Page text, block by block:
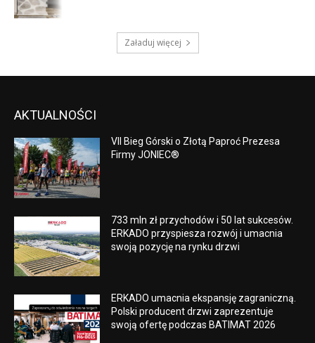
Załaduj więcej
AKTUALNOŚCI
VII Bieg Górski o Złotą Paproć Prezesa
Firmy JONIEC®
733 mln zł przychodów i 50 lat sukcesów.
ERKADO przyspiesza rozwój i umacnia
swoją pozycję na rynku drzwi
ERKADO umacnia ekspansję zagraniczną.
Polski producent drzwi zaprezentuje
swoją ofertę podczas BATIMAT 2026